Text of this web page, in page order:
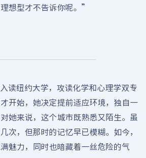
想型才不告诉你呢。”
读纽约大学，攻读化学和心理学双专
开始，她决定提前适应环境，独自一
她来说，这个城市既熟悉又陌生。虽
次，但那时的记忆早已模糊。如今，
魅力，同时也暗藏着一丝危险的气